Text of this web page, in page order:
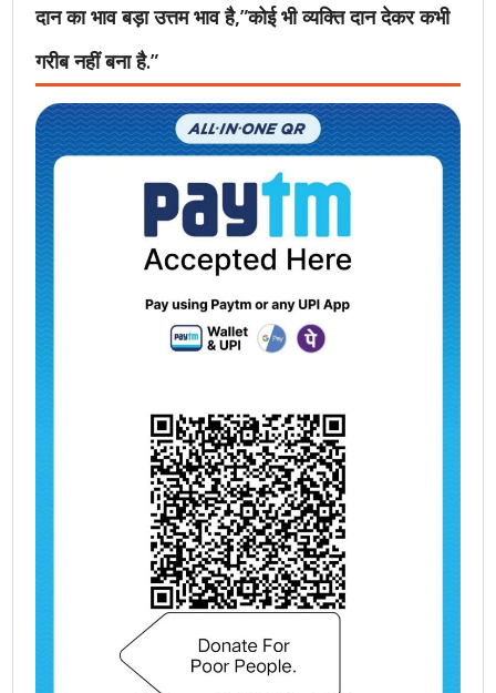
दान का भाव बड़ा उत्तम भाव है,”कोई भी व्यक्ति दान देकर कभी
गरीब नहीं बना है.”